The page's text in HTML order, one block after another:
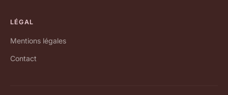
LÉGAL
Mentions légales
Contact